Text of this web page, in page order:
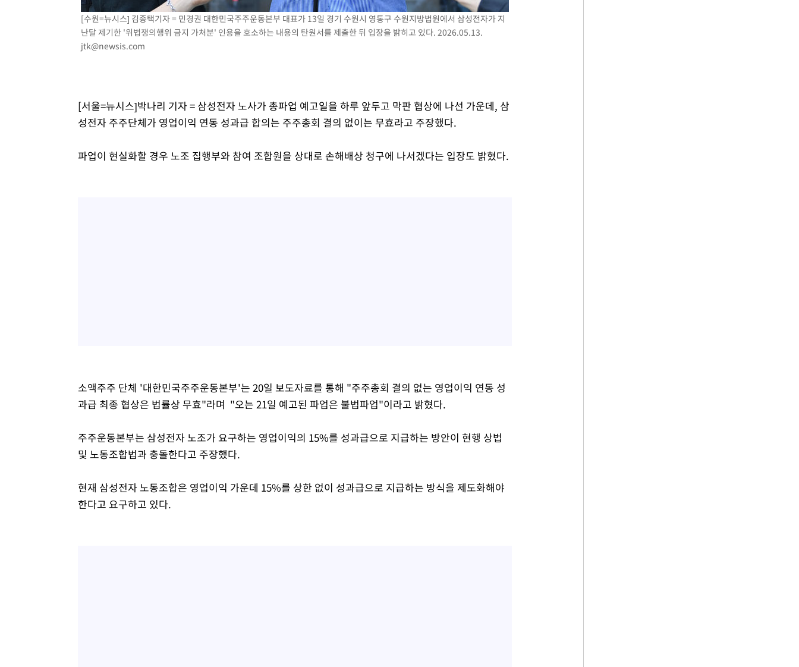
[수원=뉴시스] 김종택기자 = 민경권 대한민국주주운동본부 대표가 13일 경기 수원시 영통구 수원지방법원에서 삼성전자가 지
난달 제기한 '위법쟁의행위 금지 가처분' 인용을 호소하는 내용의 탄원서를 제출한 뒤 입장을 밝히고 있다. 2026.05.13.
jtk@newsis.com
[서울=뉴시스]박나리 기자 = 삼성전자 노사가 총파업 예고일을 하루 앞두고 막판 협상에 나선 가운데, 삼
성전자 주주단체가 영업이익 연동 성과급 합의는 주주총회 결의 없이는 무효라고 주장했다.
파업이 현실화할 경우 노조 집행부와 참여 조합원을 상대로 손해배상 청구에 나서겠다는 입장도 밝혔다.
소액주주 단체 '대한민국주주운동본부'는 20일 보도자료를 통해 "주주총회 결의 없는 영업이익 연동 성
과급 최종 협상은 법률상 무효"라며 "오는 21일 예고된 파업은 불법파업"이라고 밝혔다.
주주운동본부는 삼성전자 노조가 요구하는 영업이익의 15%를 성과급으로 지급하는 방안이 현행 상법
및 노동조합법과 충돌한다고 주장했다.
현재 삼성전자 노동조합은 영업이익 가운데 15%를 상한 없이 성과급으로 지급하는 방식을 제도화해야
한다고 요구하고 있다.